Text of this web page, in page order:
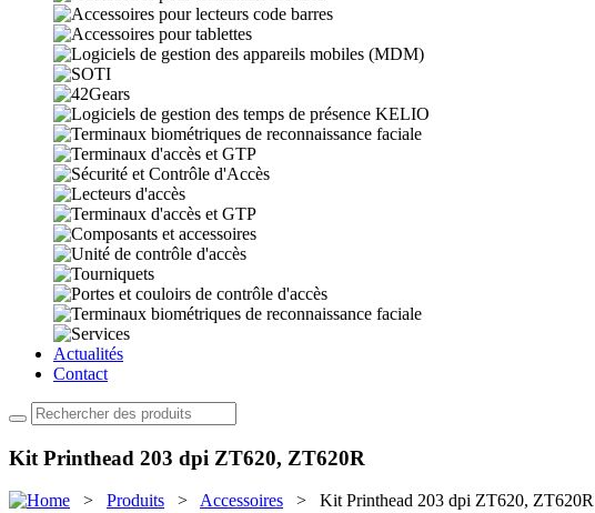
Actualités
Contact
Kit Printhead 203 dpi ZT620, ZT620R
> Produits > Accessoires > Kit Printhead 203 dpi ZT620, ZT620R